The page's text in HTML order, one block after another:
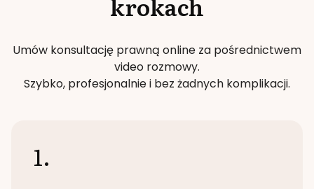
Umów konsultację prawną online za pośrednictwem
video rozmowy.
Szybko, profesjonalnie i bez żadnych komplikacji.
1.